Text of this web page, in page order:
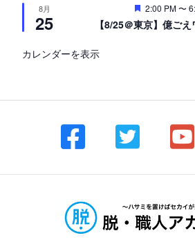
8月
25
注
目
2:00 PM〜
【8/25＠東京】億ご
カレンダーを表示